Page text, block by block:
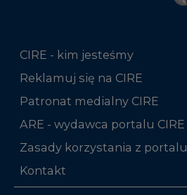
CIRE - kim jesteśmy
Reklamuj się na CIRE
Patronat medialny CIRE
ARE - wydawca portalu CIRE
Zasady korzystania z portalu
Kontakt